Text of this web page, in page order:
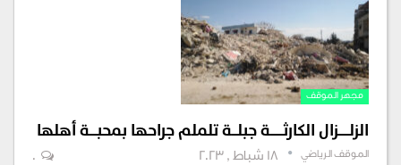
مجهر الموقف
الزلــــــزال الكارثـــــــة جبلـــة تلملم جراحها بمحبــــة أهلها
الموقف الرياضي 18 شباط , 2023 0